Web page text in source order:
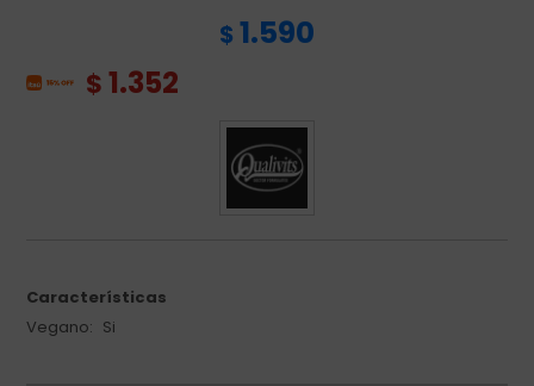
$ 1.590
$ 1.352
Características
Vegano
Si